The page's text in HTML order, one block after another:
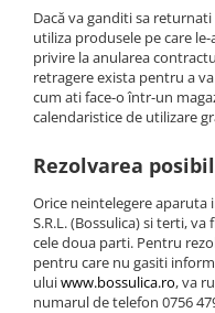
Dacă va ganditi sa
utiliza produsele pe care
privire la anularea
retragere exista pentru a
cum ati face-o într-un
calendaristice de utilizare
Rezolvarea
Orice neintelegere aparuta
S.R.L. (Bossulica) si terti,
cele doua parti. Pentru
pentru care nu gasiti
uluiwww.bossulica.ro, va
numarul de telefon 0756